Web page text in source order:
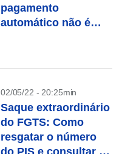
pagamento
automático não é
02/05/22 - 20:25min
Saque extraordinário
do FGTS: Como
resgatar o número
do PIS e consultar o